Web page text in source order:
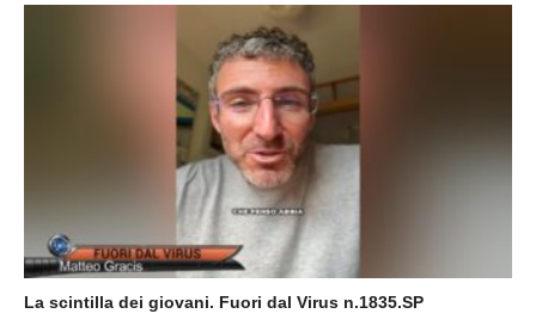
La scintilla dei giovani. Fuori dal Virus n.1835.SP